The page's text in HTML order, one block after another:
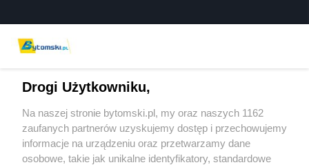
Wydawca mediów lokalnych
Drogi Użytkowniku,
Na naszej stronie bytomski.pl, my oraz naszych 1162
zaufanych partnerów uzyskujemy dostęp i przechowujemy
informacje na urządzeniu oraz przetwarzamy dane
osobowe, takie jak unikalne identyfikatory, standardowe